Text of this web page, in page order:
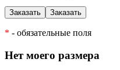
* - обязательные поля
Нет моего размера